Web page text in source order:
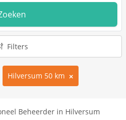
Filters
Hilversum 50 km
Beheerder in Hilversum